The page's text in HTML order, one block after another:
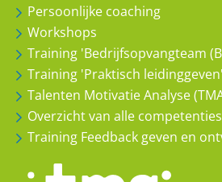
Persoonlijke coaching
Workshops
Training 'Bedrijfsopvangteam
Training 'Praktisch leidinggeven'
Talenten Motivatie Analyse
Overzicht van alle competenties
Training Feedback geven en